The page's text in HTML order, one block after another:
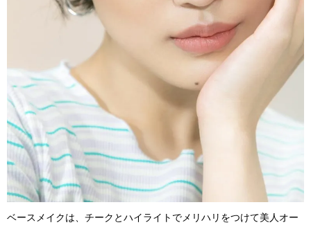
ベースメイクは、チークとハイライトでメリハリをつけて美人オー